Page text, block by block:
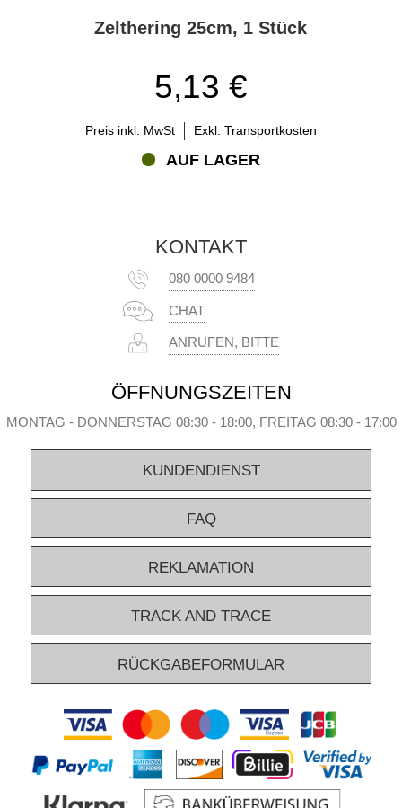
Zelthering 25cm, 1 Stück
5,13 €
Preis inkl. MwSt Exkl. Transportkosten
AUF LAGER
KONTAKT
080 0000 9484
CHAT
ANRUFEN, BITTE
ÖFFNUNGSZEITEN
MONTAG - DONNERSTAG 08:30 - 18:00, FREITAG 08:30 - 17:00
KUNDENDIENST
FAQ
REKLAMATION
TRACK AND TRACE
RÜCKGABEFORMULAR